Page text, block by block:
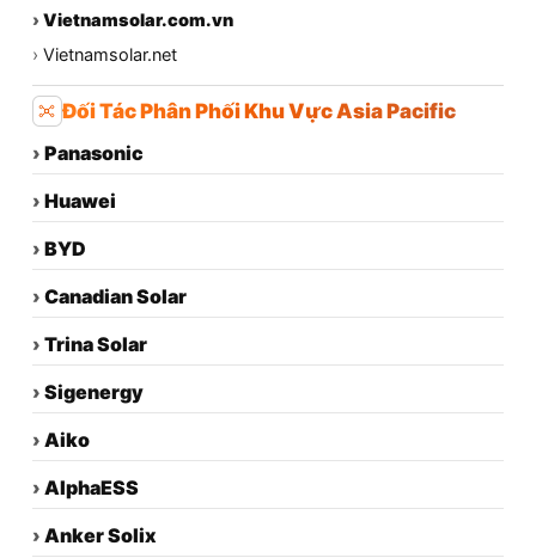
› Vietnamsolar.com.vn
› Vietnamsolar.net
Đối Tác Phân Phối Khu Vực Asia Pacific
› Panasonic
› Huawei
› BYD
› Canadian Solar
› Trina Solar
› Sigenergy
› Aiko
› AlphaESS
› Anker Solix